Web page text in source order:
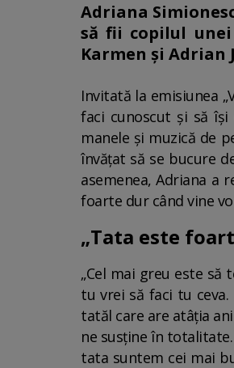
Adriana
să fii copilul
Karmen și Adrian
Invitată la emisiunea
faci cunoscut și să
manele și muzică de
învățat să se bucure
asemenea, Adriana a
foarte dur când vine
„Tata este
„Cel mai greu este să
tu vrei să faci tu
tatăl care are atâția
ne susține în
tata suntem cei mai